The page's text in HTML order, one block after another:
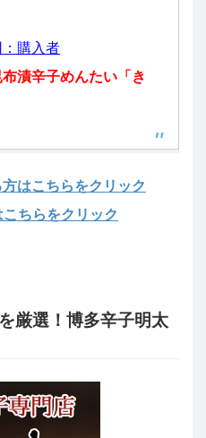
購入者
漬辛子めんたい「き
はこちらをクリック
ちらをクリック
厳選！博多辛子明太